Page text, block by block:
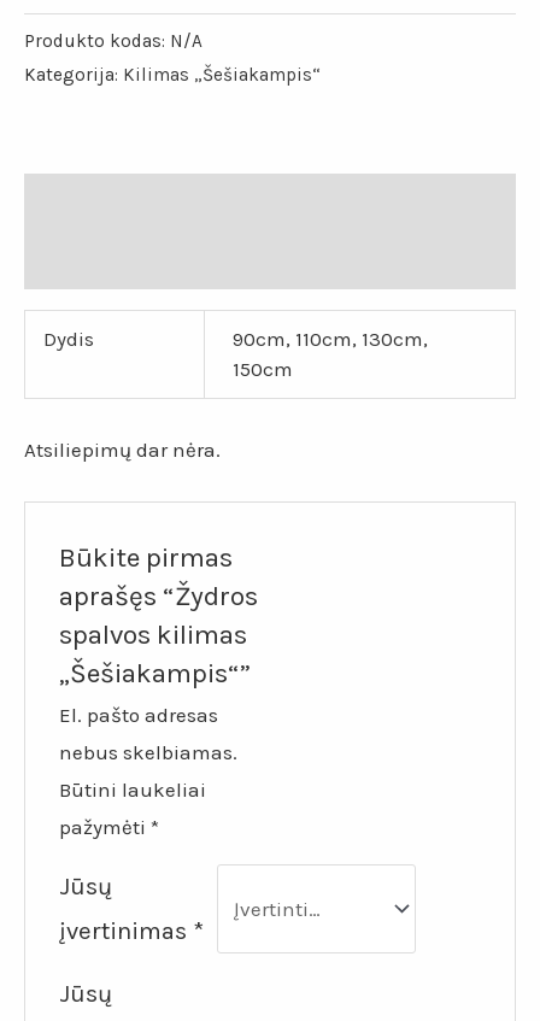
Produkto kodas: N/A
Kategorija: Kilimas „Šešiakampis“
Dydis
90cm, 110cm, 130cm,
150cm
Atsiliepimų dar nėra.
Būkite pirmas
aprašęs “Žydros
spalvos kilimas
„Šešiakampis“”
El. pašto adresas
nebus skelbiamas.
Būtini laukeliai
pažymėti*
Jūsų
įvertinimas *
Jūsų